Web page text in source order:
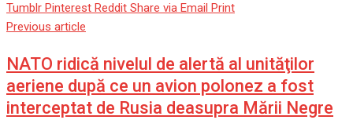
Tumblr Pinterest Reddit Share via Email Print
Previous article
NATO ridică nivelul de alertă al unităţilor
aeriene după ce un avion polonez a fost
interceptat de Rusia deasupra Mării Negre